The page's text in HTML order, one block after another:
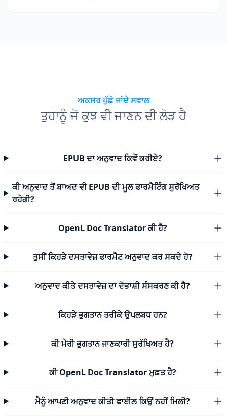
ਅਕਸਰ ਪੁੱਛੇ ਜਾਂਦੇ ਸਵਾਲ
ਤੁਹਾਨੂੰ ਜੋ ਕੁਝ ਵੀ ਜਾਣਨ ਦੀ ਲੋੜ ਹੈ
EPUB ਦਾ ਅਨੁਵਾਦ ਕਿਵੇਂ ਕਰੀਏ?
ਕੀ ਅਨੁਵਾਦ ਤੋਂ ਬਾਅਦ ਵੀ EPUB ਦੀ ਮੂਲ ਫਾਰਮੈਟਿੰਗ ਸੁਰੱਖਿਅਤ
ਰਹੇਗੀ?
OpenL Doc Translator ਕੀ ਹੈ?
ਤੁਸੀਂ ਕਿਹੜੇ ਦਸਤਾਵੇਜ਼ ਫਾਰਮੈਟ ਅਨੁਵਾਦ ਕਰ ਸਕਦੇ ਹੋ?
ਅਨੁਵਾਦ ਕੀਤੇ ਦਸਤਾਵੇਜ਼ ਦਾ ਦੋਭਾਸ਼ੀ ਸੰਸਕਰਣ ਕੀ ਹੈ?
ਕਿਹੜੇ ਭੁਗਤਾਨ ਤਰੀਕੇ ਉਪਲਬਧ ਹਨ?
ਕੀ ਮੇਰੀ ਭੁਗਤਾਨ ਜਾਣਕਾਰੀ ਸੁਰੱਖਿਅਤ ਹੈ?
ਕੀ OpenL Doc Translator ਮੁਫ਼ਤ ਹੈ?
ਮੈਨੂੰ ਆਪਣੀ ਅਨੁਵਾਦ ਕੀਤੀ ਫਾਈਲ ਕਿਉਂ ਨਹੀਂ ਮਿਲੀ?